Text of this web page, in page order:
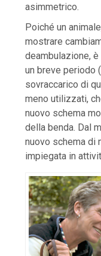
asimmetrico.
Poiché un
mostrare
deambulazione,
un breve periodo
sovraccarico di
meno utilizzati,
nuovo schema
della benda. Dal
nuovo schema di
impiegata in